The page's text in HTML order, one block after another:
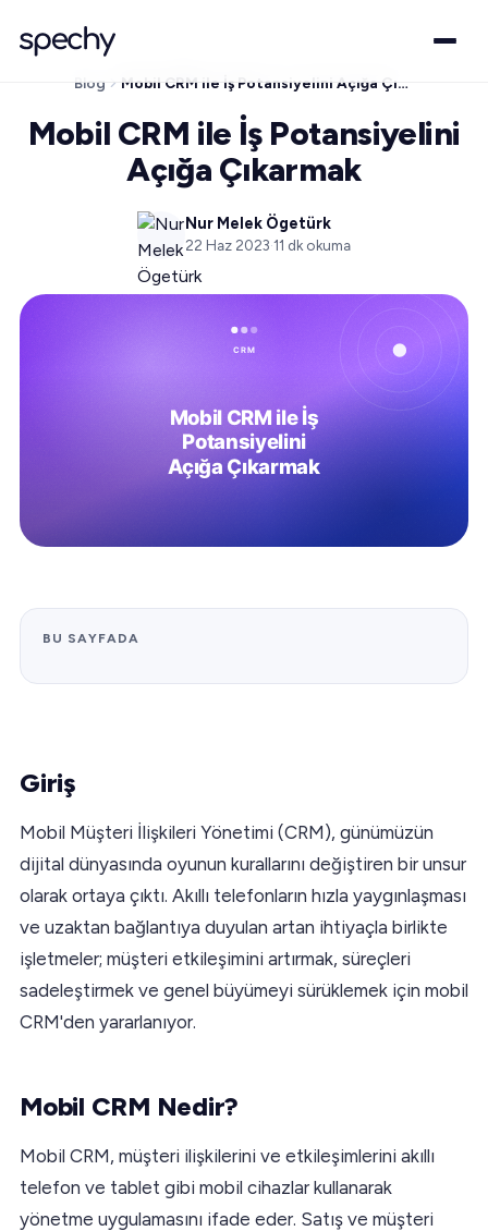
Blog Mobil CRM ile İş Potansiyelini Açığa Çıkarmak
Mobil CRM ile İş Potansiyelini
Açığa Çıkarmak
Nur Melek Ögetürk
22 Haz 2023·11 dk okuma
BU SAYFADA
Giriş
Mobil Müşteri İlişkileri Yönetimi (CRM), günümüzün
dijital dünyasında oyunun kurallarını değiştiren bir unsur
olarak ortaya çıktı. Akıllı telefonların hızla yaygınlaşması
ve uzaktan bağlantıya duyulan artan ihtiyaçla birlikte
işletmeler; müşteri etkileşimini artırmak, süreçleri
sadeleştirmek ve genel büyümeyi sürüklemek için mobil
CRM'den yararlanıyor.
Mobil CRM Nedir?
Mobil CRM, müşteri ilişkilerini ve etkileşimlerini akıllı
telefon ve tablet gibi mobil cihazlar kullanarak
yönetme uygulamasını ifade eder. Satış ve müşteri